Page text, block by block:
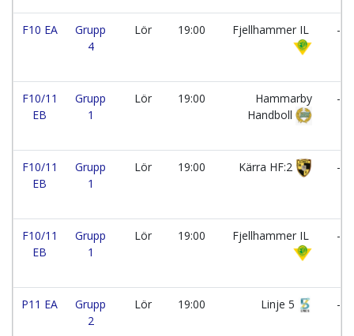
F10 EA
Grupp
4
Lör 19:00 Fjellhammer IL -
F10/11
EB
Grupp
1
Lör 19:00
Hammarby
Handboll
-
F10/11
EB
Grupp
1
Lör 19:00 Kärra HF:2 -
F10/11
EB
Grupp
1
Lör 19:00 Fjellhammer IL -
P11 EA
Grupp
2
Lör 19:00 Linje 5 -